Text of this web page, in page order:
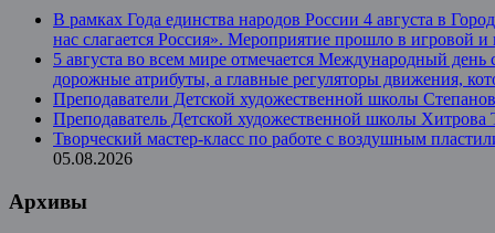
В рамках Года единства народов России 4 августа в
нас слагается Россия». Мероприятие прошло в игровой
5 августа во всем мире отмечается Международный
дорожные атрибуты, а главные регуляторы движения,
Преподаватели Детской художественной школы
Преподаватель Детской художественной школы Хитрова
Творческий мастер-класс по работе с воздушным
05.08.2026
Архивы